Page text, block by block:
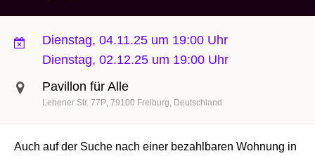
Dienstag, 04.11.25 um 19:00 Uhr
Dienstag, 02.12.25 um 19:00 Uhr
Pavillon für Alle
Lehener Str. 77P 79100 Freiburg Deutschland
Auch auf der Suche nach einer bezahlbaren Wohnung in